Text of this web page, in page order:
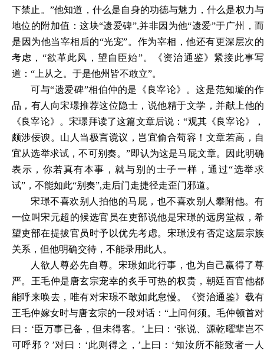
下禁止。”他知道，什么是自身的功德与魅力，什么是权力与
地位的附加值：这块“遗爱碑”,并非因为他“遗爱”于广州，而
是因为他当宰相后的“光宠”。作为宰相，他还有更深层次的
考虑，“欲革此风，望自臣始”。《资治通鉴》紧接此事写
道：“上从之。于是他州皆不敢立”。
可与“遗爱碑”相伯仲的是《良宰论》。这是范知璇的作
品，有人向宋璟推荐这位隐士，说他精于文学，并献上他的
《良宰论》。宋璟拜读了这篇文章后说：“观其《良宰论》，
颇涉佞谀。山人当极言谠议，岂宜偷合苟容！文章若高，自
宜从选举求试，不可别奏。”即认为这是马屁文章。因此明确
表示，你若真有本事，就与别的士子一样，通过“选举求
试”，不能如此“别奏”,走后门走捷径走歪门邪道。
宋璟不喜欢别人拍他的马屁，也不喜欢别人攀附他。有
一位叫宋元超的候选官员在吏部说他是宋璟的远房堂叔，希
望吏部在提拔官员时予以优先考虑。宋璟没有否定这层宗族
关系，但他明确交待，不能录用此人。
人欲人尊必先自尊。宋璟如此行事，也为自己赢得了尊
严。王毛仲是唐玄宗宠幸的炙手可热的权贵，朝廷百官他都
能呼来唤去，唯有对宋璟不敢如此怠慢。《资治通鉴》载有
王毛仲嫁女时与唐玄宗的一段对话：“上问何须。毛仲顿首对
曰：‘臣万事已备，但未得客。’上曰：‘张说、源乾曜辈岂不
可呼邪？’对曰：‘此则得之，’上曰：‘知汝所不能致者一人